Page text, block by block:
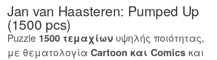
Jan van Haasteren: Pumped Up
(1500 pcs)
Puzzle 1500 τεμαχίων υψηλής ποιότητας,
με θεματολογία Cartoon και Comics και